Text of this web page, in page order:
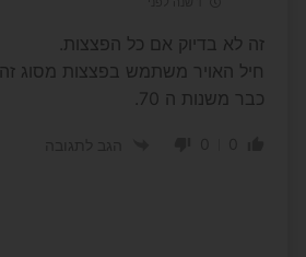
זה לא בדיוק אם כל הפצצות.
חיל האויר משתמש בפצצות מסוג זה
כבר משנות ה 70.